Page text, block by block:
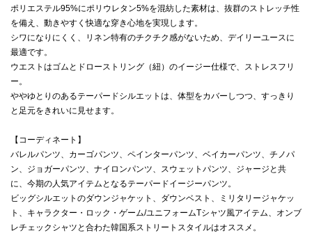
ポリエステル95%にポリウレタン5%を混紡した素材は、抜群のストレッチ性
を備え、動きやすく快適な穿き心地を実現します。
シワになりにくく、リネン特有のチクチク感がないため、デイリーユースに
最適です。
ウエストはゴムとドローストリング（紐）のイージー仕様で、ストレスフリ
ー。
ややゆとりのあるテーパードシルエットは、体型をカバーしつつ、すっきり
と足元をきれいに見せます。
【コーディネート】
バレルパンツ、カーゴパンツ、ペインターパンツ、ベイカーパンツ、チノパ
ン、ジョガーパンツ、ナイロンパンツ、スウェットパンツ、ジャージと共
に、今期の人気アイテムとなるテーパードイージーパンツ。
ビッグシルエットのダウンジャケット、ダウンベスト、ミリタリージャケッ
ト、キャラクター・ロック・ゲーム/ユニフォームTシャツ風アイテム、オンブ
レチェックシャツと合わた韓国系ストリートスタイルはオススメ。